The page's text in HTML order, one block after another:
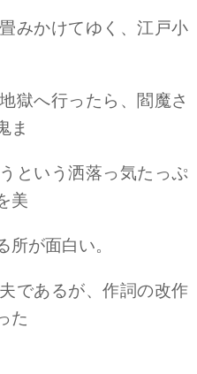
みかけてゆく、江戸小
獄へ行ったら、閻魔さ
ま
という洒落っ気たっぷ
美
所が面白い。
であるが、作詞の改作
た